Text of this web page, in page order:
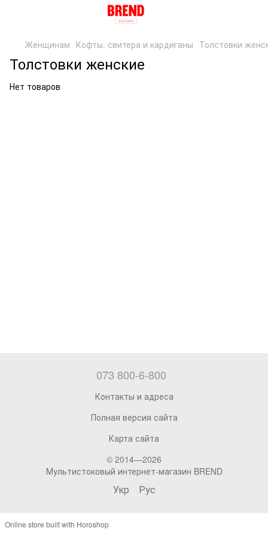
Женщинам Кофты, свитера и кардиганы Толстовки
Толстовки женские
Нет товаров
073 800-6-800
Контакты и адреса
Полная версия сайта
Карта сайта
© 2014—2026
Мультистоковый интернет-магазин BREND
Укр Рус
Online store built with Horoshop